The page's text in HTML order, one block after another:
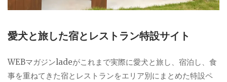
愛犬と旅した宿とレストラン特設サイト
WEBマガジンladeがこれまで実際に愛犬と旅し、宿泊し、食
事を重ねてきた宿とレストランをエリア別にまとめた特設ペ